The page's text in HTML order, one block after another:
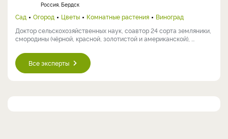
Россия, Бердск
Сад Огород Цветы Комнатные растения
Виноград
Доктор сельскохозяйственных наук, соавтор 24 сорта земляники,
смородины (чёрной, красной, золотистой и американской), ...
Все эксперты